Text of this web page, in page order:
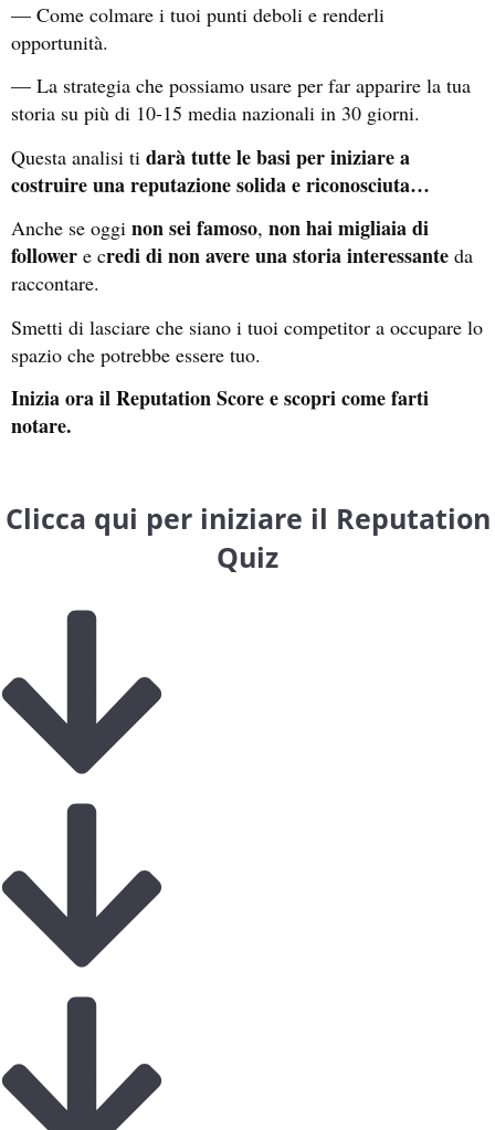
— Come colmare i tuoi punti deboli e renderli
opportunità.
— La strategia che possiamo usare per far apparire la tua
storia su più di 10-15 media nazionali in 30 giorni.
Questa analisi ti darà tutte le basi per iniziare a
costruire una reputazione solida e riconosciuta…
Anche se oggi non sei famoso, non hai migliaia di
follower e credi di non avere una storia interessante da
raccontare.
Smetti di lasciare che siano i tuoi competitor a occupare lo
spazio che potrebbe essere tuo.
Inizia ora il Reputation Score e scopri come farti
notare.
Clicca qui per iniziare il Reputation
Quiz